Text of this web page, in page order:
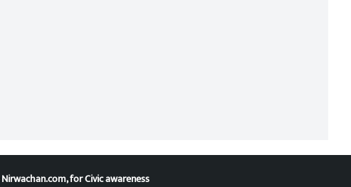
Nirwachan.com, for Civic awareness